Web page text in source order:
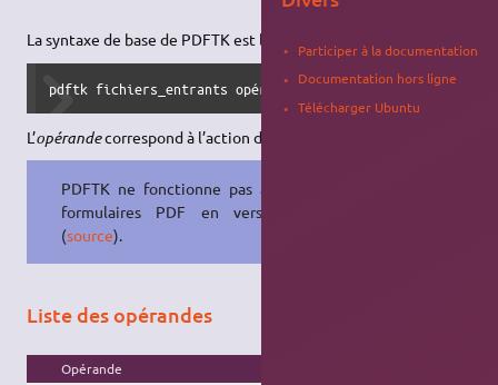
La syntaxe de base de PDFTK est la suivante :
pdftk fichiers_entrants opérande output fichier_sortant
L’opérandecorrespond à l’action désirée sur les fichiers.
PDFTK ne fonctionne pas avec les
formulaires PDF en version 1.6
(source).
Liste des opérandes
Opérande
Participer à la documentation
Documentation hors ligne
Télécharger Ubuntu